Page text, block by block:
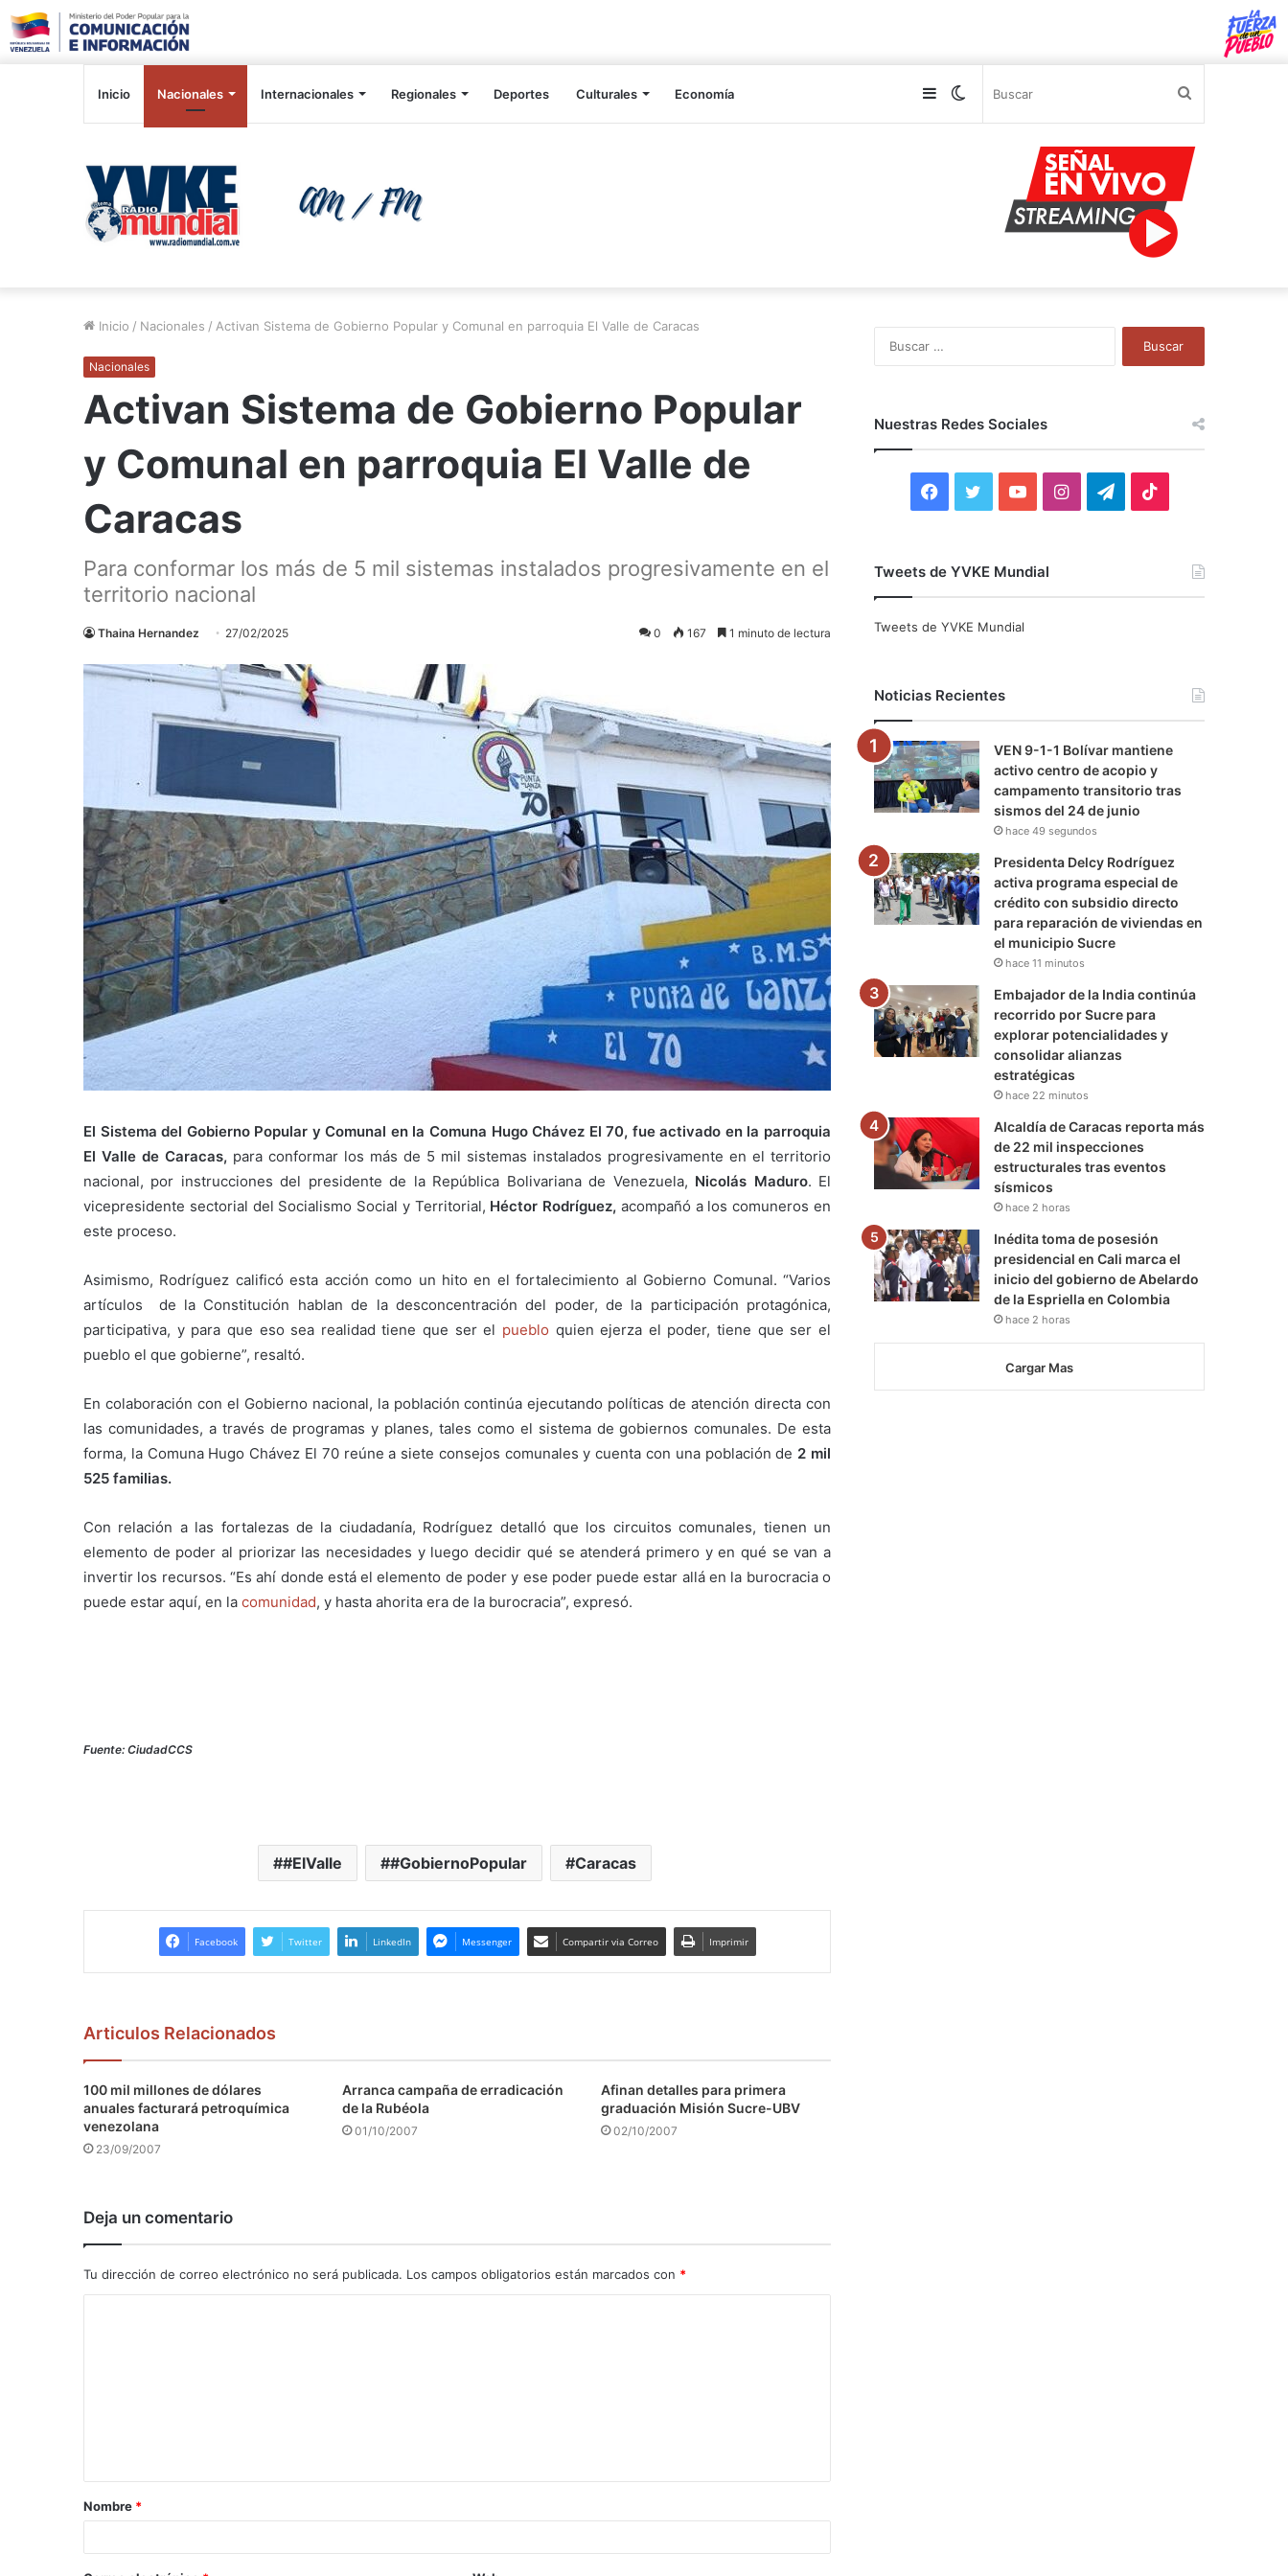
Inicio Nacionales Internacionales Regionales Deportes Culturales Economía Switch
Sidebar
Inicio / Nacionales / Activan Sistema de Gobierno Popular y Comunal en parroquia El Valle de Caracas
Nacionales
Activan Sistema de Gobierno Popular
y Comunal en parroquia El Valle de
Caracas
Para conformar los más de 5 mil sistemas instalados progresivamente en el
territorio nacional
Thaina Hernandez 27/02/2025 0 167 1 minuto de lectura
El Sistema del Gobierno Popular y Comunal en la Comuna Hugo Chávez El 70, fue activado en la parroquia
El Valle de Caracas, para conformar los más de 5 mil sistemas instalados progresivamente en el territorio
nacional, por instrucciones del presidente de la República Bolivariana de Venezuela, Nicolás Maduro. El
vicepresidente sectorial del Socialismo Social y Territorial, Héctor Rodríguez, acompañó a los comuneros en
este proceso.
Asimismo, Rodríguez calificó esta acción como un hito en el fortalecimiento al Gobierno Comunal. “Varios
artículos de la Constitución hablan de la desconcentración del poder, de la participación protagónica,
participativa, y para que eso sea realidad tiene que ser el pueblo quien ejerza el poder, tiene que ser el
pueblo el que gobierne”, resaltó.
En colaboración con el Gobierno nacional, la población continúa ejecutando políticas de atención directa con
las comunidades, a través de programas y planes, tales como el sistema de gobiernos comunales. De esta
forma, la Comuna Hugo Chávez El 70 reúne a siete consejos comunales y cuenta con una población de 2 mil
525 familias.
Con relación a las fortalezas de la ciudadanía, Rodríguez detalló que los circuitos comunales, tienen un
elemento de poder al priorizar las necesidades y luego decidir qué se atenderá primero y en qué se van a
invertir los recursos. “Es ahí donde está el elemento de poder y ese poder puede estar allá en la burocracia o
puede estar aquí, en la comunidad, y hasta ahorita era de la burocracia”, expresó.
Fuente: CiudadCCS
#ElValle #GobiernoPopular Caracas
Facebook Twitter LinkedIn Messenger Compartir via Correo Imprimir
Articulos Relacionados
100 mil millones de dólares
anuales facturará petroquímica
venezolana
23/09/2007
Arranca campaña de erradicación
de la Rubéola
01/10/2007
Afinan detalles para primera
graduación Misión Sucre-UBV
02/10/2007
Deja un comentario
Tu dirección de correo electrónico no será publicada. Los campos obligatorios están marcados con *
a
r
Nombre *
Nuestras Redes Sociales
F
c
o
k
i
r
Y
u
e
I
r
a
m
T
a
m
Tweets de YVKE Mundial
Tweets de YVKE Mundial
Noticias Recientes
VEN 9-1-1 Bolívar mantiene
activo centro de acopio y
campamento transitorio tras
sismos del 24 de junio
hace 49 segundos
Presidenta Delcy Rodríguez
activa programa especial de
crédito con subsidio directo
para reparación de viviendas en
el municipio Sucre
hace 11 minutos
Embajador de la India continúa
recorrido por Sucre para
explorar potencialidades y
consolidar alianzas
estratégicas
hace 22 minutos
Alcaldía de Caracas reporta más
de 22 mil inspecciones
estructurales tras eventos
sísmicos
hace 2 horas
Inédita toma de posesión
presidencial en Cali marca el
inicio del gobierno de Abelardo
de la Espriella en Colombia
hace 2 horas
Cargar Mas